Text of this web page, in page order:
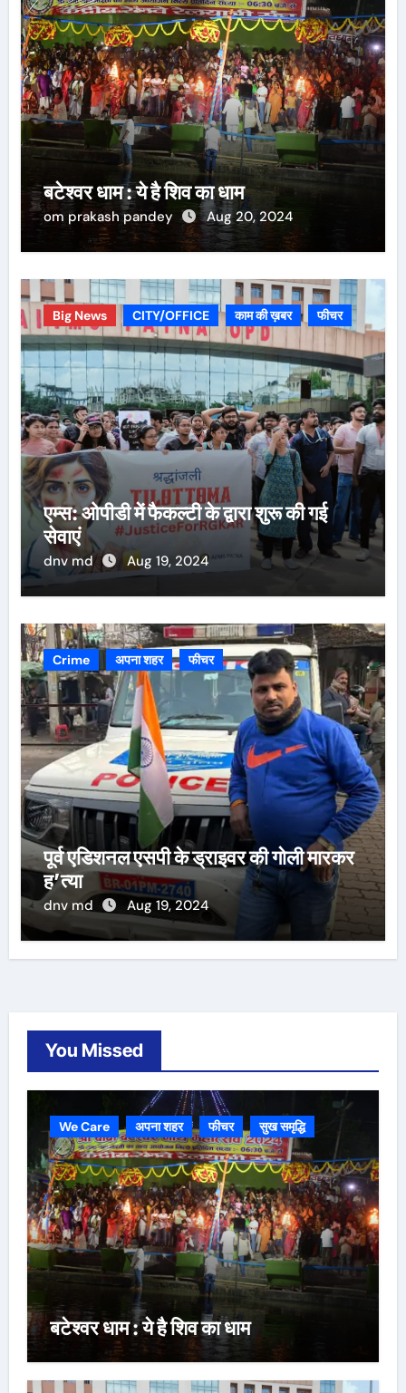
बटेश्वर धाम : ये है शिव का धाम
om prakash pandey Aug 20, 2024
Big News CITY/OFFICE काम की ख़बर फीचर
एम्स: ओपीडी में फैकल्टी के द्वारा शुरू की गई
सेवाएं
dnv md Aug 19, 2024
Crime अपना शहर फीचर
पूर्व एडिशनल एसपी के ड्राइवर की गोली मारकर
ह’त्या
dnv md Aug 19, 2024
You Missed
We Care अपना शहर फीचर सुख समृद्धि
बटेश्वर धाम : ये है शिव का धाम